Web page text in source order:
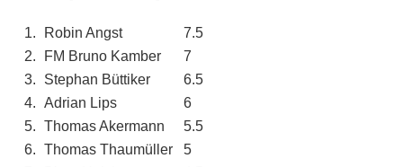
1. Robin Angst
7.5
2.
FM Bruno Kamber
7
3.
Stephan Büttiker
6.5
4. Adrian Lips
6
5. Thomas Akermann
5.5
6. Thomas Thaumüller
5